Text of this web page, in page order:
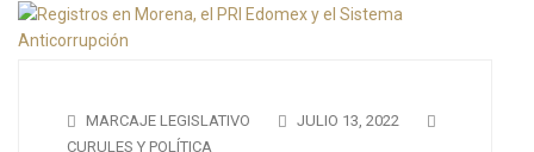
MARCAJE LEGISLATIVO
JULIO 13, 2022
CURULES Y POLÍTICA